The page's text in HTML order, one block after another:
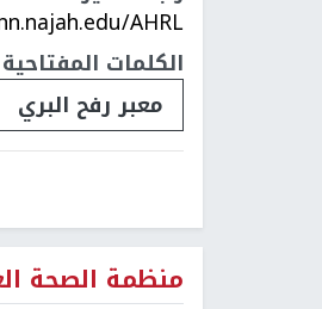
AHRL/
الكلمات المفتاحية
معبر رفح البري
منظمة الصحة